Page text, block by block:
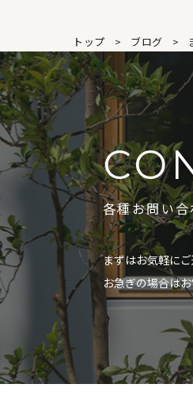
トップ ブログ
各種お問い
まずはお気軽に
お急ぎの場合は